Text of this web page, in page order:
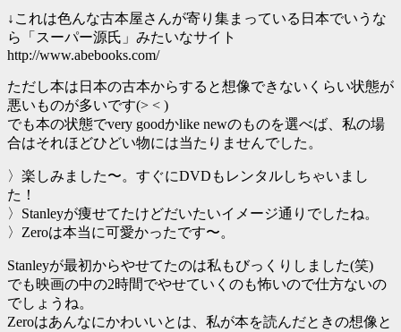
↓これは色んな古本屋さんが寄り集まっている日本でいうな
ら「スーパー源氏」みたいなサイト
http://www.abebooks.com/
ただし本は日本の古本からすると想像できないくらい状態が
悪いものが多いです(> < )
でも本の状態でvery goodかlike newのものを選べば、私の場
合はそれほどひどい物には当たりませんでした。
〉楽しみました〜。すぐにDVDもレンタルしちゃいまし
た！
〉Stanleyが痩せてたけどだいたいイメージ通りでしたね。
〉Zeroは本当に可愛かったです〜。
Stanleyが最初からやせてたのは私もびっくりしました(笑)
でも映画の中の2時間でやせていくのも怖いので仕方ないの
でしょうね。
Zeroはあんなにかわいいとは、私が本を読んだときの想像と